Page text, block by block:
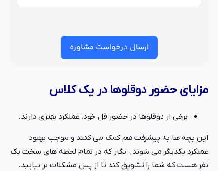
ارسال درخواست مشاوره
مزایای حضور دوقلوها در یک کلاس
برخی از دوقلوها در حضور قل خود، عملکرد بهتری دارند.
این بچه ها به پیشرفت هم کمک می کنند و موجب بهبود
عملکرد یکدیگر می شوند. انگار که در تمام لحظه های سخت یک
نفر هست که شما را تشویق کند تا از پس مشکلات بر بیایید.